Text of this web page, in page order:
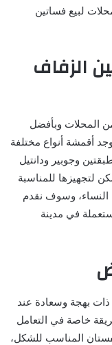
لبيع فساتين
الزفاف
المحلات وبأفضل
أقمشة أنواع مختلفة
وجوبير ودانتيل
لتجهيزها للمناسبة
النساء، وسوف نقدم
في مدينة
بهجة وسعادة عند
خاصة في التعامل
المناسب للشكل،